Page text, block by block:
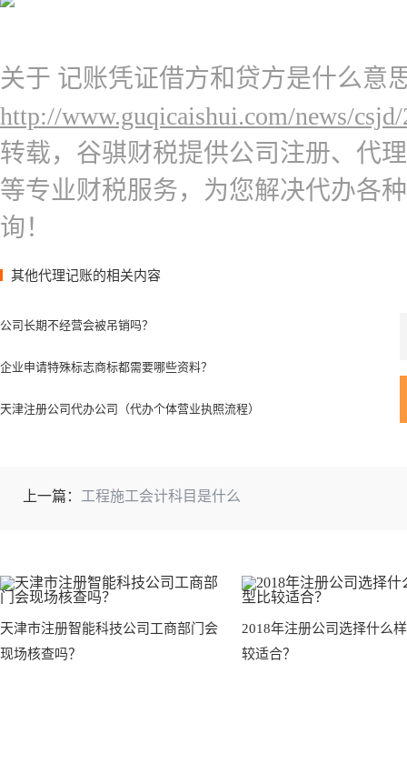
关于 记账凭证借方和贷方是什么意
http://www.guqicaishui.com/news/
转载，谷骐财税提供公司注册、代
等专业财税服务，为您解决代办各
询！
其他代理记账的相关内容
公司长期不经营会被吊销吗？
企业申请特殊标志商标都需要哪些资料？
天津注册公司代办公司（代办个体营业执照流程）
上一篇： 工程施工会计科目是什么
天津市注册智能科技公司工商部门会
现场核查吗？
2018年注册公司选择什么
较适合？